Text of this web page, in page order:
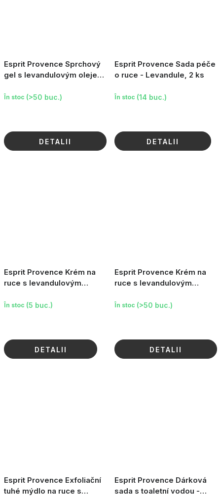
Esprit Provence Sprchový
gel s levandulovým olejem
În stoc (>50 buc.)
DETALII
Esprit Provence Sada péče
o ruce - Levandule, 2 ks
În stoc (14 buc.)
DETALII
Esprit Provence Krém na
ruce s levandulovým
În stoc (5 buc.)
DETALII
Esprit Provence Krém na
ruce s levandulovým
În stoc (>50 buc.)
DETALII
Esprit Provence Exfoliační
tuhé mýdlo na ruce s
Esprit Provence Dárková
sada s toaletní vodou -